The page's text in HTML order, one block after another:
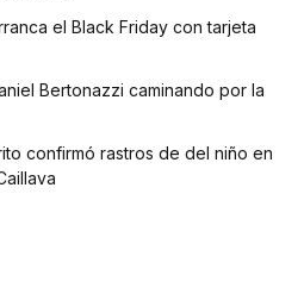
el Black Friday con tarjeta
Bertonazzi caminando por la
confirmó rastros de del niño en